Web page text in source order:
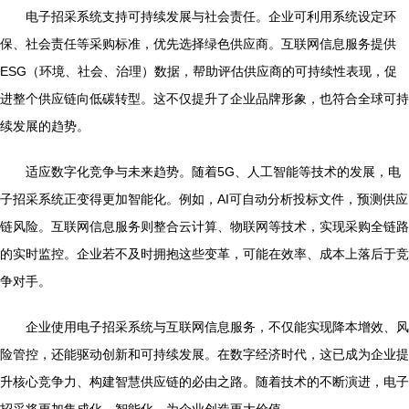
电子招采系统支持可持续发展与社会责任。企业可利用系统设定环
保、社会责任等采购标准，优先选择绿色供应商。互联网信息服务提供
ESG（环境、社会、治理）数据，帮助评估供应商的可持续性表现，促
进整个供应链向低碳转型。这不仅提升了企业品牌形象，也符合全球可持
续发展的趋势。
适应数字化竞争与未来趋势。随着5G、人工智能等技术的发展，电
子招采系统正变得更加智能化。例如，AI可自动分析投标文件，预测供应
链风险。互联网信息服务则整合云计算、物联网等技术，实现采购全链路
的实时监控。企业若不及时拥抱这些变革，可能在效率、成本上落后于竞
争对手。
企业使用电子招采系统与互联网信息服务，不仅能实现降本增效、风
险管控，还能驱动创新和可持续发展。在数字经济时代，这已成为企业提
升核心竞争力、构建智慧供应链的必由之路。随着技术的不断演进，电子